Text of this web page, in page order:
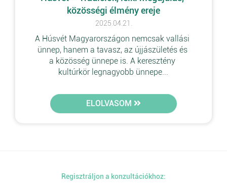
közösségi élmény ereje
2025.04.21.
A Húsvét Magyarországon nemcsak vallási
ünnep, hanem a tavasz, az újjászületés és
a közösség ünnepe is. A keresztény
kultúrkör legnagyobb ünnepe...
ELOLVASOM
Regisztráljon a konzultációkhoz: